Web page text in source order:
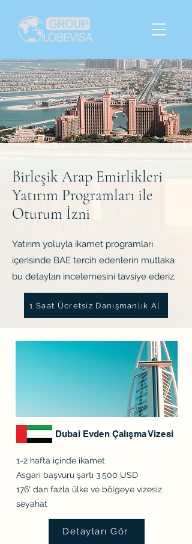
Birleşik Arap Emirlikleri
Yatırım Programları ile
Oturum İzni
Yatırım yoluyla ikamet programları
içerisinde BAE tercih edenlerin mutlaka
bu detayları incelemesini tavsiye ederiz.
1 Saat Ücretsiz Danışmanlık Al
1-2 hafta içinde ikamet
Asgari başvuru şartı 3.500 USD
176' dan fazla ülke ve bölgeye vizesiz
seyahat
Detayları Gör
Dubai Evden Çalışma Vizesi